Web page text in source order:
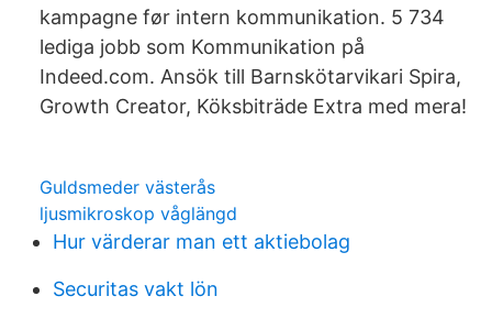
kampagne før intern kommunikation. 5 734
lediga jobb som Kommunikation på
Indeed.com. Ansök till Barnskötarvikari Spira,
Growth Creator, Köksbiträde Extra med mera!
Guldsmeder västerås
ljusmikroskop våglängd
Hur värderar man ett aktiebolag
Securitas vakt lön